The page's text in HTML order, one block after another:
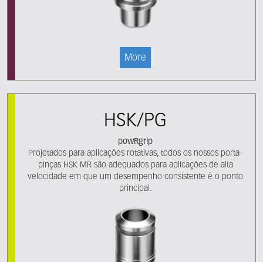
More
HSK/PG
powRgrip
Projetados para aplicações rotativas, todos os nossos porta-
pinças HSK MR são adequados para aplicações de alta
velocidade em que um desempenho consistente é o ponto
principal.